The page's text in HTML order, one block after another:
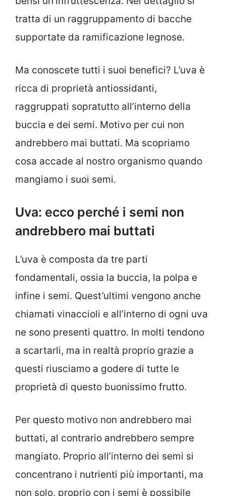
tratta di un raggruppamento di bacche
supportate da ramificazione legnose.
Ma conoscete tutti i suoi benefici? L’uva è
ricca di proprietà antiossidanti,
raggruppati sopratutto all’interno della
buccia e dei semi. Motivo per cui non
andrebbero mai buttati. Ma scopriamo
cosa accade al nostro organismo quando
mangiamo i suoi semi.
Uva: ecco perché i semi non
andrebbero mai buttati
L’uva è composta da tre parti
fondamentali, ossia la buccia, la polpa e
infine i semi. Quest’ultimi vengono anche
chiamati vinaccioli e all’interno di ogni uva
ne sono presenti quattro. In molti tendono
a scartarli, ma in realtà proprio grazie a
questi riusciamo a godere di tutte le
proprietà di questo buonissimo frutto.
Per questo motivo non andrebbero mai
buttati, al contrario andrebbero sempre
mangiato. Proprio all’interno dei semi si
concentrano i nutrienti più importanti, ma
non solo, proprio con i semi è possibile